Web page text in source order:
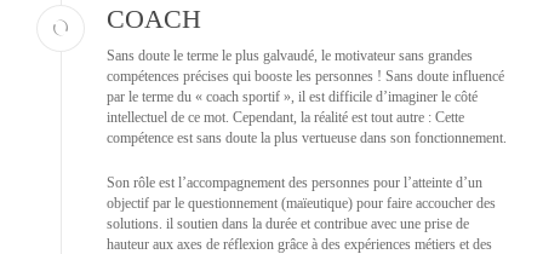
COACH
Sans doute le terme le plus galvaudé, le motivateur sans grandes
compétences précises qui booste les personnes ! Sans doute influencé
par le terme du « coach sportif », il est difficile d’imaginer le côté
intellectuel de ce mot. Cependant, la réalité est tout autre : Cette
compétence est sans doute la plus vertueuse dans son fonctionnement.
Son rôle est l’accompagnement des personnes pour l’atteinte d’un
objectif par le questionnement (maïeutique) pour faire accoucher des
solutions. il soutien dans la durée et contribue avec une prise de
hauteur aux axes de réflexion grâce à des expériences métiers et des